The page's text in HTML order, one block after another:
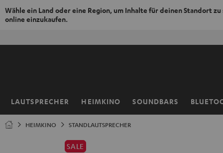
Wähle ein Land oder eine Region, um Inhalte für deinen Standort zu
online einzukaufen.
LAUTSPRECHER HEIMKINO SOUNDBARS
Startseite
HEIMKINO STANDLAUTSPRECHER
SALE